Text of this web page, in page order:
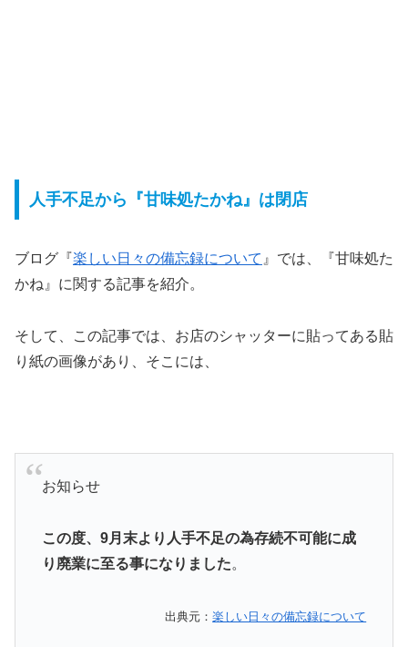
人手不足から『甘味処たかね』は閉店
ブログ『楽しい日々の備忘録について 』では、『甘味処た
かね』に関する記事を紹介。
そして、この記事では、お店のシャッターに貼ってある貼
り紙の画像があり、そこには、
お知らせ
この度、9月末より人手不足の為存続不可能に成
り廃業に至る事になりました。
出典元：楽しい日々の備忘録について